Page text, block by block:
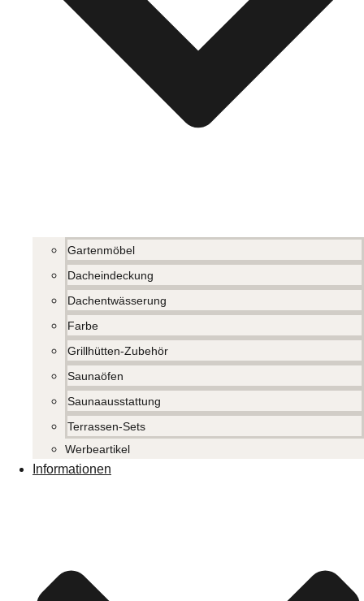
Gartenmöbel
Dacheindeckung
Dachentwässerung
Farbe
Grillhütten-Zubehör
Saunaöfen
Saunaausstattung
Terrassen-Sets
Werbeartikel
Informationen